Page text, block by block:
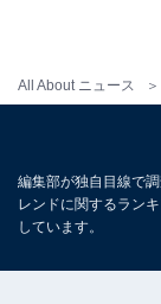
All About ニュース
編集部が独自目線で
レンドに関するラン
しています。